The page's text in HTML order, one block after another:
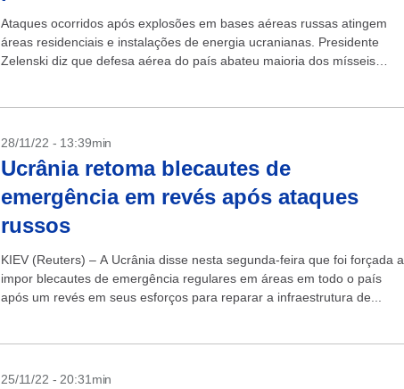
Ataques ocorridos após explosões em bases aéreas russas atingem
áreas residenciais e instalações de energia ucranianas. Presidente
Zelenski diz que defesa aérea do país abateu maioria dos mísseis
28/11/22 - 13:39min
Ucrânia retoma blecautes de
emergência em revés após ataques
russos
KIEV (Reuters) – A Ucrânia disse nesta segunda-feira que foi forçada a
impor blecautes de emergência regulares em áreas em todo o país
após um revés em seus esforços para reparar a infraestrutura de...
25/11/22 - 20:31min